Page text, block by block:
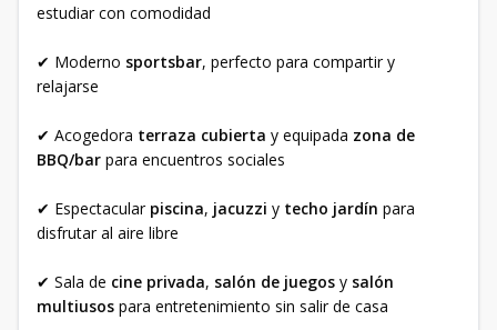
estudiar con comodidad
✔ Moderno sportsbar, perfecto para compartir y
relajarse
✔ Acogedora terraza cubierta y equipada zona de
BBQ/bar para encuentros sociales
✔ Espectacular piscina, jacuzzi y techo jardín para
disfrutar al aire libre
✔ Sala de cine privada, salón de juegos y salón
multiusos para entretenimiento sin salir de casa